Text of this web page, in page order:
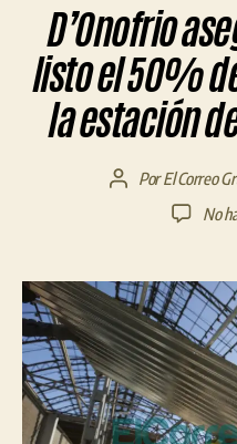
D’Onofrio
listo el 50%
la estación
AutorPorEl Correo
No